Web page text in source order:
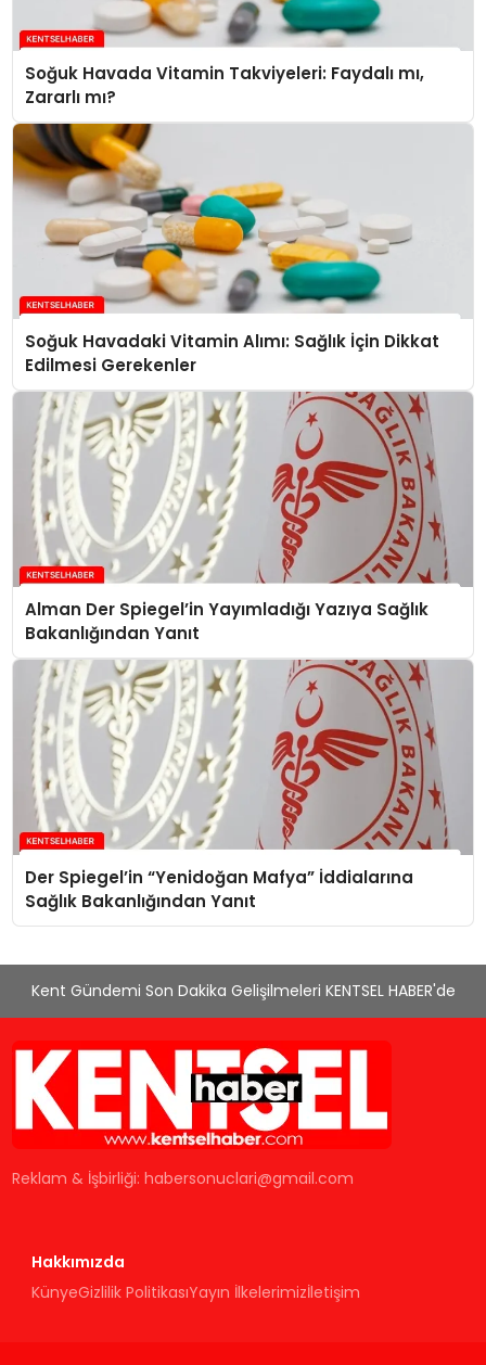
Soğuk Havada Vitamin Takviyeleri: Faydalı mı,
Zararlı mı?
Soğuk Havadaki Vitamin Alımı: Sağlık İçin Dikkat
Edilmesi Gerekenler
Alman Der Spiegel’in Yayımladığı Yazıya Sağlık
Bakanlığından Yanıt
Der Spiegel’in “Yenidoğan Mafya” İddialarına
Sağlık Bakanlığından Yanıt
Kent Gündemi Son Dakika Gelişilmeleri KENTSEL HABER'de
Reklam & İşbirliği:habersonuclari@gmail.com
Hakkımızda
KünyeGizlilik PolitikasıYayın İlkelerimizİletişim